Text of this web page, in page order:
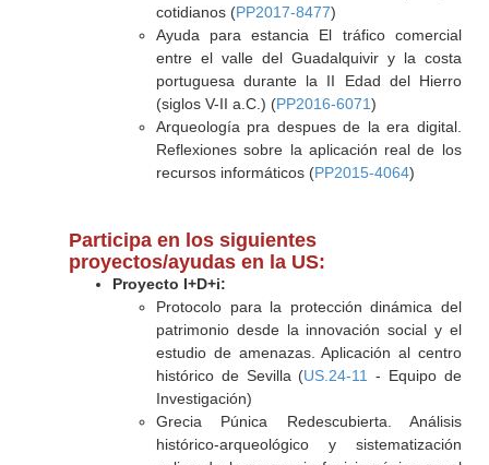
cotidianos (PP2017-8477)
Ayuda para estancia El tráfico comercial
entre el valle del Guadalquivir y la costa
portuguesa durante la II Edad del Hierro
(siglos V-II a.C.) (PP2016-6071)
Arqueología pra despues de la era digital.
Reflexiones sobre la aplicación real de los
recursos informáticos (PP2015-4064)
Participa en los siguientes
proyectos/ayudas en la US:
Proyecto I+D+i:
Protocolo para la protección dinámica del
patrimonio desde la innovación social y el
estudio de amenazas. Aplicación al centro
histórico de Sevilla (US.24-11
- Equipo de
Investigación)
Grecia Púnica Redescubierta. Análisis
histórico-arqueológico y sistematización